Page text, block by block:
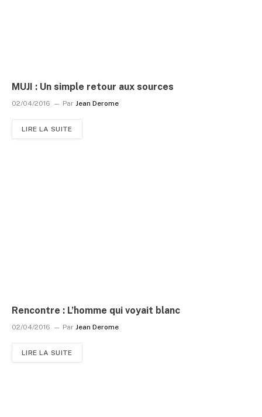
MUJI : Un simple retour aux sources
02/04/2016 Par Jean Derome
LIRE LA SUITE
Rencontre : L’homme qui voyait blanc
02/04/2016 Par Jean Derome
LIRE LA SUITE